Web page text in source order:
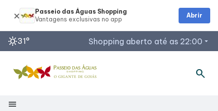
sunny31° Shopping aberto até as 22:00 arrow_drop_down
Horários de Funcionamento
Lojas
search
menu
Passeio das Águas Shopping
Abrir